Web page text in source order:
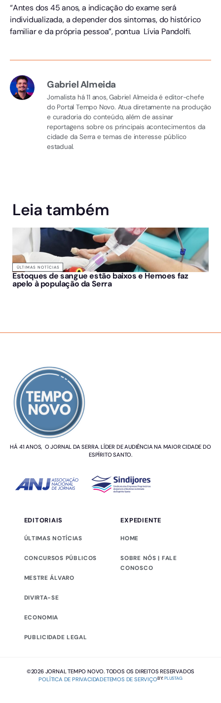
“Antes dos 45 anos, a indicação do exame será
individualizada, a depender dos sintomas, do histórico
familiar e da própria pessoa”, pontua Lívia Pandolfi.
Gabriel Almeida
Jornalista há 11 anos, Gabriel Almeida é editor-chefe
do Portal Tempo Novo. Atua diretamente na produção
e curadoria do conteúdo, além de assinar
reportagens sobre os principais acontecimentos da
cidade da Serra e temas de interesse público
estadual.
Leia também
ÚLTIMAS NOTÍCIAS
Estoques de sangue estão baixos e Hemoes faz
apelo à população da Serra
HÁ 41 ANOS, O JORNAL DA SERRA. LÍDER DE AUDIÊNCIA NA MAIOR CIDADE DO
ESPÍRITO SANTO.
EDITORIAIS
ÚLTIMAS NOTÍCIAS
CONCURSOS PÚBLICOS
MESTRE ÁLVARO
DIVIRTA-SE
ECONOMIA
PUBLICIDADE LEGAL
EXPEDIENTE
HOME
SOBRE NÓS | FALE
CONOSCO
©2026 JORNAL TEMPO NOVO. TODOS OS DIREITOS RESERVADOS
POLÍTICA DE PRIVACIDADETEMOS DE SERVIÇOBY:PLUSTAG